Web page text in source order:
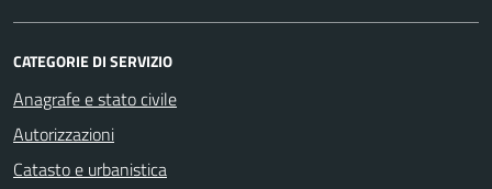
CATEGORIE DI SERVIZIO
Anagrafe e stato civile
Autorizzazioni
Catasto e urbanistica